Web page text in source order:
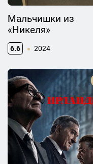
Мальчишки из
«Никеля»
6.6 2024